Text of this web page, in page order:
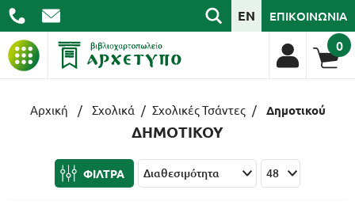
ΒΙΒΛΙΑ
ΣΧΟΛΙΚΑ
EN ΕΠΙΚΟΙΝΩΝΙΑ
0
Αρχική / Σχολικά / Σχολικές Τσάντες / Δημοτικού
ΔΗΜΟΤΙΚΟΥ
ΦΙΛΤΡΑ